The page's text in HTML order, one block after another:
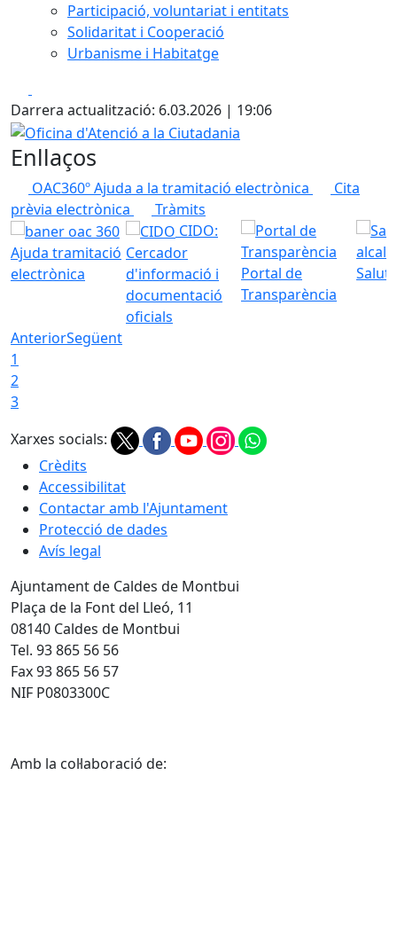
Participació, voluntariat i entitats
Solidaritat i Cooperació
Urbanisme i Habitatge
Darrera actualització: 6.03.2026 | 19:06
Oficina d'Atenció a la Ciutadania
Enllaços
OAC360º Ajuda a la tramitació electrònica
Cita
prèvia electrònica
Tràmits
Ajuda tramitació
electrònica
CIDO:
Cercador
d'informació i
documentació
oficials
Portal de
Transparència
AnteriorSegüent
1
2
3
Xarxes socials:
Crèdits
Accessibilitat
Contactar amb l'Ajuntament
Protecció de dades
Avís legal
Ajuntament de Caldes de Montbui
Plaça de la Font del Lleó, 11
08140 Caldes de Montbui
Tel. 93 865 56 56
Fax 93 865 56 57
NIF P0803300C
Amb la col·laboració de: